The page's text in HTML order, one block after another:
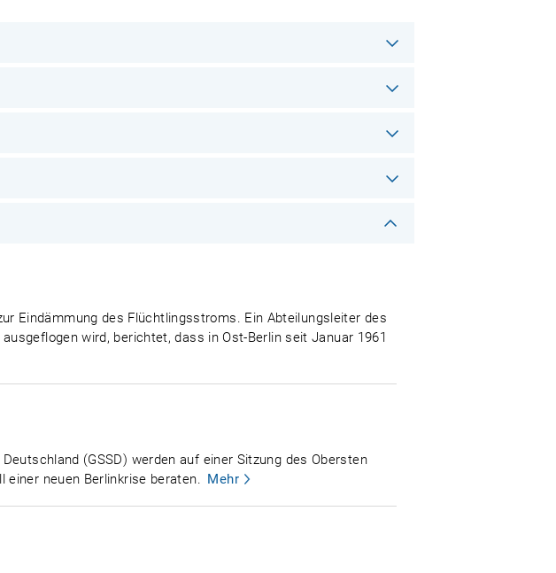
Eindämmung des Flüchtlingsstroms. Ein Abteilungsleiter des
wird, berichtet, dass in Ost-Berlin seit Januar 1961
(GSSD) werden auf einer Sitzung des Obersten
neuen Berlinkrise beraten. Mehr